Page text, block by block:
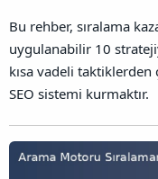
K
o
y
l
Bu rehber, sıralama
uygulanabilir 10
kısa vadeli
SEO sistemi kurmaktır.